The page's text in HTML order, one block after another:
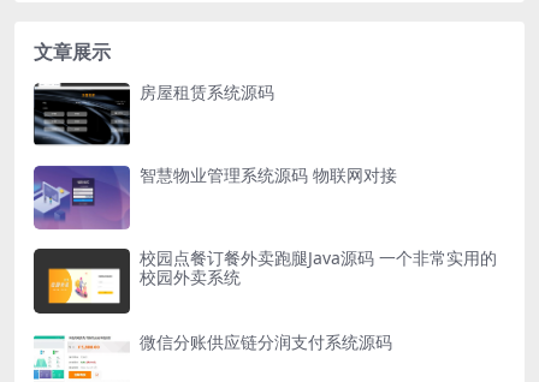
文章展示
房屋租赁系统源码
智慧物业管理系统源码 物联网对接
校园点餐订餐外卖跑腿Java源码 一个非常实用的
校园外卖系统
微信分账供应链分润支付系统源码